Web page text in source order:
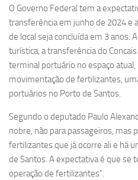
O Governo Federal tem a
transferência em junho de 2024 e
de local seja concluída em 3 anos.
turística, a transferência do
terminal portuário no espaço
movimentação de fertilizantes,
portuários no Porto de Santos.
Segundo o deputado Paulo
nobre, não para passageiros, mas
fertilizantes que já ocorre ali e há
de Santos. A expectativa é que se
operação de fertilizantes”.